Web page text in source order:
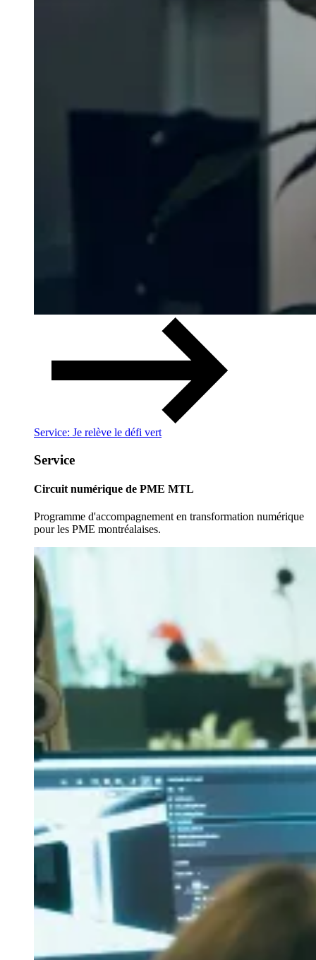
Service: Je relève le défi vert
Service
Circuit numérique de PME MTL
Programme d'accompagnement en transformation numérique
pour les PME montréalaises.